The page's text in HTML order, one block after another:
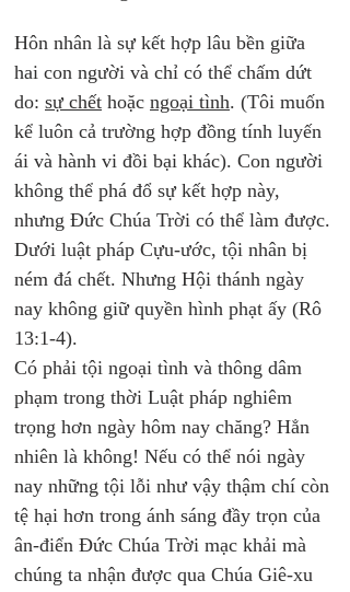
Hôn nhân là sự kết hợp lâu bền giữa
hai con người và chỉ có thể chấm dứt
do: sự chết hoặc ngoại tình. (Tôi muốn
kể luôn cả trường hợp đồng tính luyến
ái và hành vi đồi bại khác). Con người
không thể phá đổ sự kết hợp này,
nhưng Đức Chúa Trời có thể làm được.
Dưới luật pháp Cựu-ước, tội nhân bị
ném đá chết. Nhưng Hội thánh ngày
nay không giữ quyền hình phạt ấy (Rô
13:1-4).
Có phải tội ngoại tình và thông dâm
phạm trong thời Luật pháp nghiêm
trọng hơn ngày hôm nay chăng? Hẳn
nhiên là không! Nếu có thể nói ngày
nay những tội lỗi như vậy thậm chí còn
tệ hại hơn trong ánh sáng đầy trọn của
ân-điển Đức Chúa Trời mạc khải mà
chúng ta nhận được qua Chúa Giê-xu